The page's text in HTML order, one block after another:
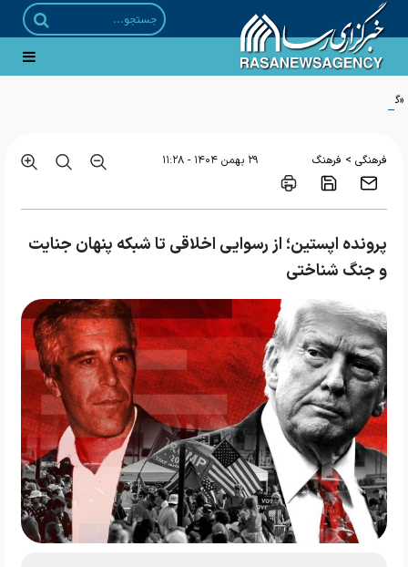
«گاهِ گم‌شدگان»؛ روایتی ادبی از مواجهه با امام رضا منتشر شد
فرهنگی > فرهنگ ۲۹ بهمن ۱۴۰۴ - ۱۱:۲۸
پرونده اپستین؛ از رسوایی اخلاقی تا شبکه پنهان جنایت
و جنگ شناختی